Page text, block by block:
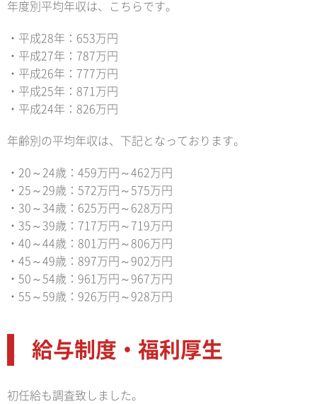
年度別平均年収は、こちらです。
・平成28年：653万円
・平成27年：787万円
・平成26年：777万円
・平成25年：871万円
・平成24年：826万円
年齢別の平均年収は、下記となっております。
・20～24歳：459万円～462万円
・25～29歳：572万円～575万円
・30～34歳：625万円～628万円
・35～39歳：717万円～719万円
・40～44歳：801万円～806万円
・45～49歳：897万円～902万円
・50～54歳：961万円～967万円
・55～59歳：926万円～928万円
給与制度・福利厚生
初任給も調査致しました。